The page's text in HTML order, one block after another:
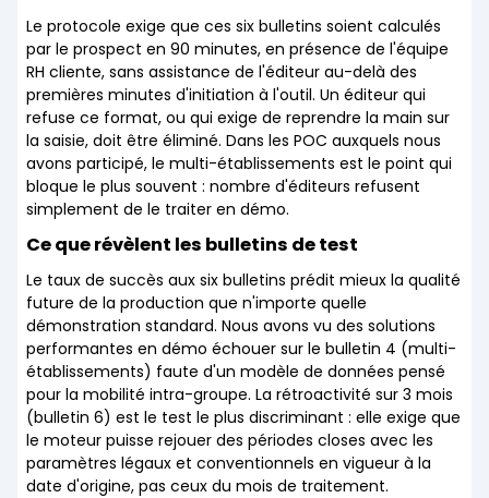
Le protocole exige que ces six bulletins soient calculés
par le prospect en 90 minutes, en présence de l'équipe
RH cliente, sans assistance de l'éditeur au-delà des
premières minutes d'initiation à l'outil. Un éditeur qui
refuse ce format, ou qui exige de reprendre la main sur
la saisie, doit être éliminé. Dans les POC auxquels nous
avons participé, le multi-établissements est le point qui
bloque le plus souvent : nombre d'éditeurs refusent
simplement de le traiter en démo.
Ce que révèlent les bulletins de test
Le taux de succès aux six bulletins prédit mieux la qualité
future de la production que n'importe quelle
démonstration standard. Nous avons vu des solutions
performantes en démo échouer sur le bulletin 4 (multi-
établissements) faute d'un modèle de données pensé
pour la mobilité intra-groupe. La rétroactivité sur 3 mois
(bulletin 6) est le test le plus discriminant : elle exige que
le moteur puisse rejouer des périodes closes avec les
paramètres légaux et conventionnels en vigueur à la
date d'origine, pas ceux du mois de traitement.